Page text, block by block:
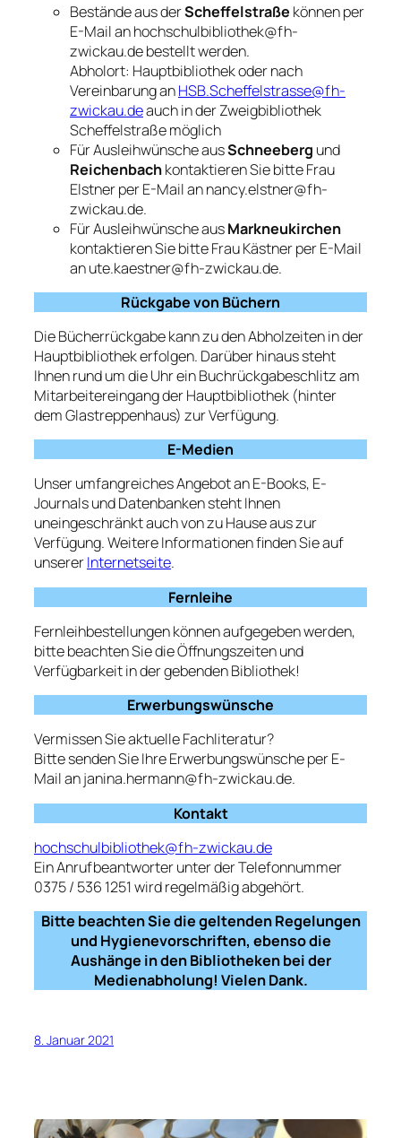
Bestände aus derScheffelstraße können per
E-Mail an hochschulbibliothek@fh-
zwickau.de bestellt werden.
Abholort: Hauptbibliothek oder nach
Vereinbarung anHSB.Scheffelstrasse@fh-
zwickau.deauch in der Zweigbibliothek
Scheffelstraße möglich
Für Ausleihwünsche ausSchneeberg und
Reichenbachkontaktieren Sie bitte Frau
Elstner per E-Mail an nancy.elstner@fh-
zwickau.de.
Für Ausleihwünsche ausMarkneukirchen
kontaktieren Sie bitte Frau Kästner per E-Mail
an ute.kaestner@fh-zwickau.de.
Rückgabe von Büchern
Die Bücherrückgabe kann zu den Abholzeiten in der
Hauptbibliothek erfolgen. Darüber hinaus steht
Ihnen rund um die Uhr ein Buchrückgabeschlitz am
Mitarbeitereingang der Hauptbibliothek (hinter
dem Glastreppenhaus) zur Verfügung.
E-Medien
Unser umfangreiches Angebot an E-Books, E-
Journals und Datenbanken steht Ihnen
uneingeschränkt auch von zu Hause aus zur
Verfügung. Weitere Informationen finden Sie auf
unsererInternetseite.
Fernleihe
Fernleihbestellungen können aufgegeben werden,
bitte beachten Sie die Öffnungszeiten und
Verfügbarkeit in der gebenden Bibliothek!
Erwerbungswünsche
Vermissen Sie aktuelle Fachliteratur?
Bitte senden Sie Ihre Erwerbungswünsche per E-
Mail an janina.hermann@fh-zwickau.de.
Kontakt
hochschulbibliothek@fh-zwickau.de
Ein Anrufbeantworter unter der Telefonnummer
0375 / 536 1251 wird regelmäßig abgehört.
Bitte beachten Sie die geltenden Regelungen
und Hygienevorschriften, ebenso die
Aushänge in den Bibliotheken bei der
Medienabholung! Vielen Dank.
8. Januar 2021